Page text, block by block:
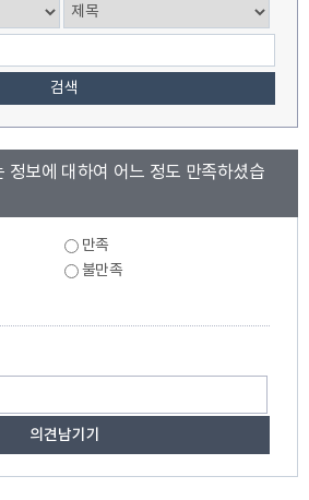
검색
정보에 대하여 어느 정도 만족하셨습
만족
불만족